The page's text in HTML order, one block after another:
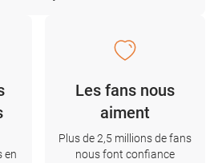
en
Les fans nous
aiment
Plus de 2,5 millions de fans
nous font confiance